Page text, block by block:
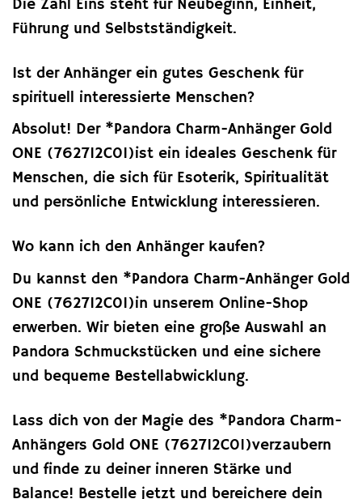
Die Zahl Eins steht für Neubeginn, Einheit,
Führung und Selbstständigkeit.
Ist der Anhänger ein gutes Geschenk für
spirituell interessierte Menschen?
Absolut! Der *Pandora Charm-Anhänger Gold
ONE (762712C01)ist ein ideales Geschenk für
Menschen, die sich für Esoterik, Spiritualität
und persönliche Entwicklung interessieren.
Wo kann ich den Anhänger kaufen?
Du kannst den *Pandora Charm-Anhänger Gold
ONE (762712C01)in unserem Online-Shop
erwerben. Wir bieten eine große Auswahl an
Pandora Schmuckstücken und eine sichere
und bequeme Bestellabwicklung.
Lass dich von der Magie des *Pandora Charm-
Anhängers Gold ONE (762712C01)verzaubern
und finde zu deiner inneren Stärke und
Balance! Bestelle jetzt und bereichere dein